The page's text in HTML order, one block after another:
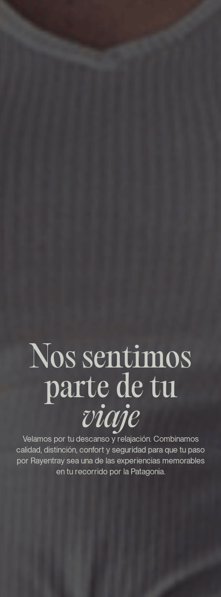
Nos sentimos
parte de tu
viaje
Velamos por tu descanso y relajación. Combinamos
calidad, distinción, confort y seguridad para que tu paso
por Rayentray sea una de las experiencias memorables
en tu recorrido por la Patagonia.